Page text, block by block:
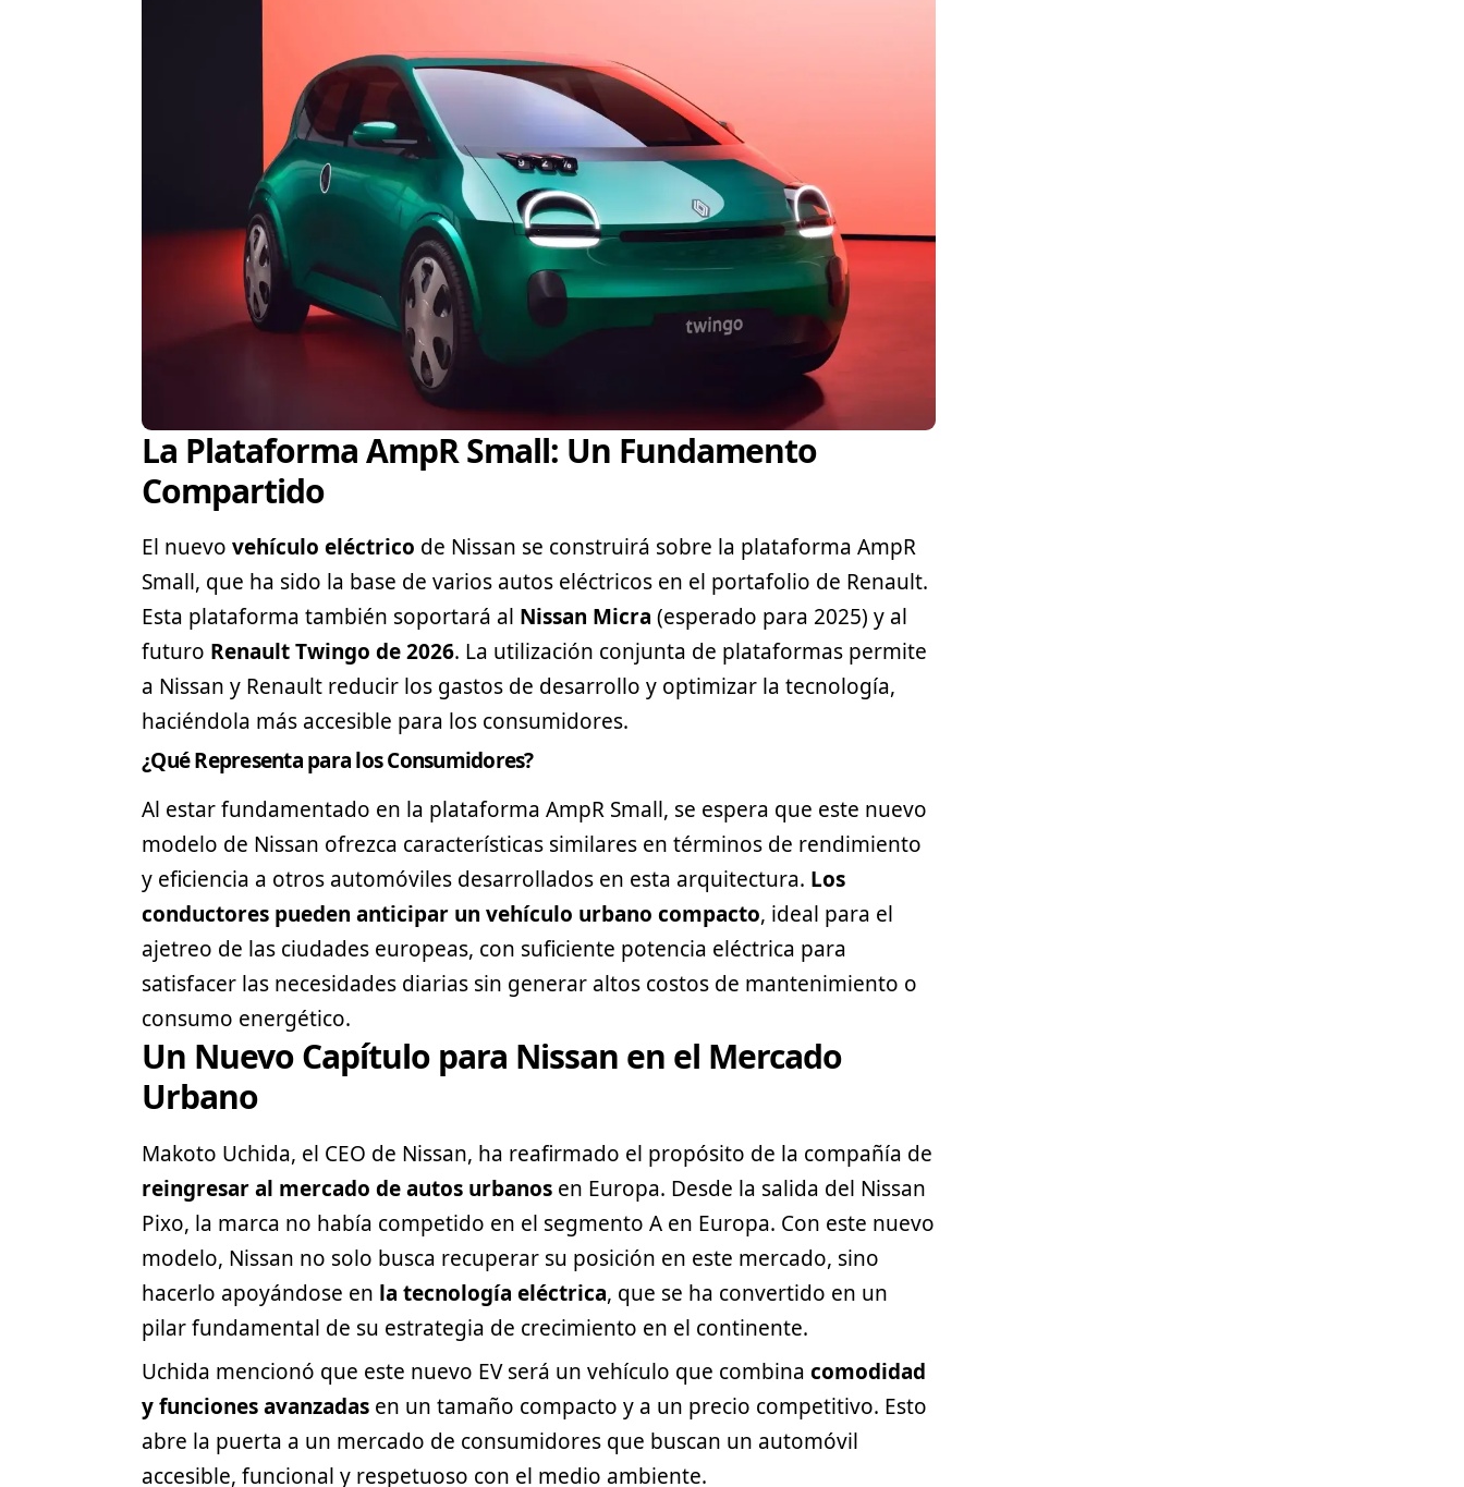
La Plataforma AmpR Small: Un Fundamento
Compartido
El nuevo vehículo eléctrico de Nissan se construirá sobre la plataforma AmpR
Small, que ha sido la base de varios autos eléctricos en el portafolio de Renault.
Esta plataforma también soportará al Nissan Micra (esperado para 2025) y al
futuro Renault Twingo de 2026. La utilización conjunta de plataformas permite
a Nissan y Renault reducir los gastos de desarrollo y optimizar la tecnología,
haciéndola más accesible para los consumidores.
¿Qué Representa para los Consumidores?
Al estar fundamentado en la plataforma AmpR Small, se espera que este nuevo
modelo de Nissan ofrezca características similares en términos de rendimiento
y eficiencia a otros automóviles desarrollados en esta arquitectura. Los
conductores pueden anticipar un vehículo urbano compacto, ideal para el
ajetreo de las ciudades europeas, con suficiente potencia eléctrica para
satisfacer las necesidades diarias sin generar altos costos de mantenimiento o
consumo energético.
Un Nuevo Capítulo para Nissan en el Mercado
Urbano
Makoto Uchida, el CEO de Nissan, ha reafirmado el propósito de la compañía de
reingresar al mercado de autos urbanos en Europa. Desde la salida del Nissan
Pixo, la marca no había competido en el segmento A en Europa. Con este nuevo
modelo, Nissan no solo busca recuperar su posición en este mercado, sino
hacerlo apoyándose en la tecnología eléctrica, que se ha convertido en un
pilar fundamental de su estrategia de crecimiento en el continente.
Uchida mencionó que este nuevo EV será un vehículo que combina comodidad
y funciones avanzadas en un tamaño compacto y a un precio competitivo. Esto
abre la puerta a un mercado de consumidores que buscan un automóvil
accesible, funcional y respetuoso con el medio ambiente.